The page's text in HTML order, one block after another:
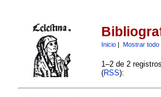
Inicio| Mostrar todo
1–2 de 2
(RSS):